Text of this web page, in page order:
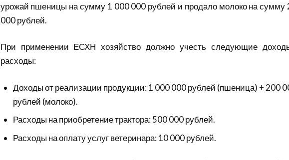
урожай пшеницы на сумму 1 000 000 рублей и продало молоко на сумму
000 рублей.
При применении ЕСХН хозяйство должно учесть следующие
расходы:
Доходы от реализации продукции: 1 000 000 рублей (пшеница) + 200
рублей (молоко).
Расходы на приобретение трактора: 500 000 рублей.
Расходы на оплату услуг ветеринара: 10 000 рублей.